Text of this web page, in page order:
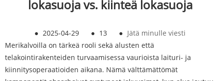
lokasuoja vs. kiinteä lokasuoja
● 2025-04-29 ● 13 ● Jätä minulle viesti
Merikalvoilla on tärkeä rooli sekä alusten että
telakointirakenteiden turvaamisessa vaurioista laituri- ja
kiinnitysoperaatioiden aikana. Nämä välttämättömät